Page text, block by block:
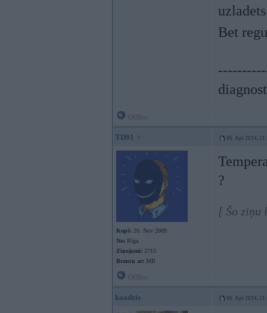
Bet
TD91 06. Apr 2014,
Kopš: 20. Nov 2009
No: Rīga
Ziņojumi: 2715
Braucu ar: MB
?
[ Šo ziņu
kaadzis 06. Apr 2014,